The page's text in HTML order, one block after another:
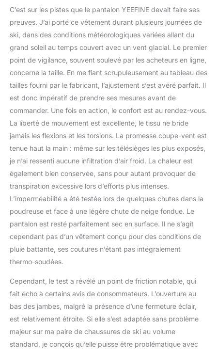
C’est sur les pistes que le pantalon YEEFINE devait faire ses
preuves. J’ai porté ce vêtement durant plusieurs journées de
ski, dans des conditions météorologiques variées allant du
grand soleil au temps couvert avec un vent glacial. Le premier
point de vigilance, souvent soulevé par les acheteurs en ligne,
concerne la taille. En me fiant scrupuleusement au tableau des
tailles fourni par le fabricant, l’ajustement s’est avéré parfait. Il
est donc impératif de prendre ses mesures avant de
commander. Une fois en action, le confort est au rendez-vous.
La liberté de mouvement est excellente, le tissu ne bride
jamais les flexions et les torsions. La promesse coupe-vent est
tenue haut la main : même sur les télésièges les plus exposés,
je n’ai ressenti aucune infiltration d’air froid. La chaleur est
également bien conservée, sans pour autant provoquer de
transpiration excessive lors d’efforts plus intenses.
L’imperméabilité a été testée lors de quelques chutes dans la
poudreuse et face à une légère chute de neige fondue. Le
pantalon est resté parfaitement sec en surface. Il ne s’agit
cependant pas d’un vêtement conçu pour des conditions de
pluie battante, ses coutures n’étant pas intégralement
thermo-soudées.
Cependant, le test a révélé un point de friction notable, qui
fait écho à certains avis de consommateurs. L’ouverture au
bas des jambes, malgré la présence d’une fermeture éclair,
est relativement étroite. Si elle s’est adaptée sans problème
majeur sur ma paire de chaussures de ski au volume
standard, je conçois qu’elle puisse être problématique avec